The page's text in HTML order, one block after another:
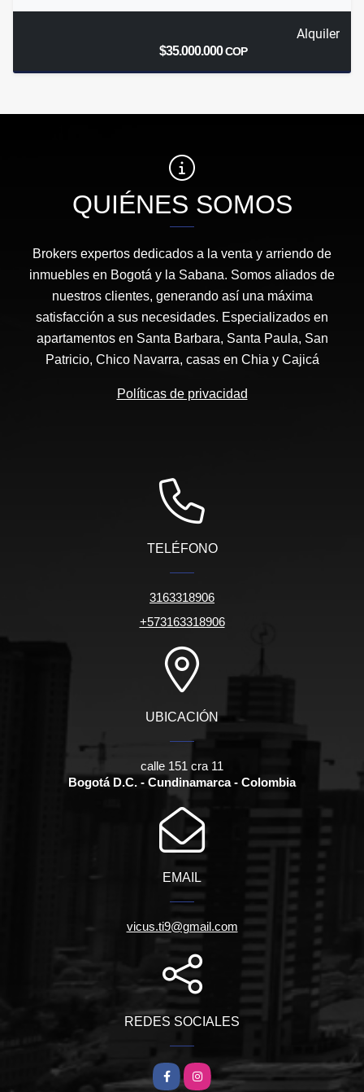
Alquiler
$35.000.000COP
QUIÉNES SOMOS
Brokers expertos dedicados a la venta y arriendo de
inmuebles en Bogotá y la Sabana. Somos aliados de
nuestros clientes, generando así una máxima
satisfacción a sus necesidades. Especializados en
apartamentos en Santa Barbara, Santa Paula, San
Patricio, Chico Navarra, casas en Chia y Cajicá
Políticas de privacidad
TELÉFONO
3163318906
+573163318906
UBICACIÓN
calle 151 cra 11
Bogotá D.C. - Cundinamarca - Colombia
EMAIL
vicus.ti9@gmail.com
REDES SOCIALES
FacebookInstagram